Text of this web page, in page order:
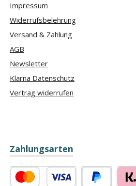
Impressum
Widerrufsbelehrung
Versand & Zahlung
AGB
Newsletter
Klarna Datenschutz
Vertrag widerrufen
Zahlungsarten